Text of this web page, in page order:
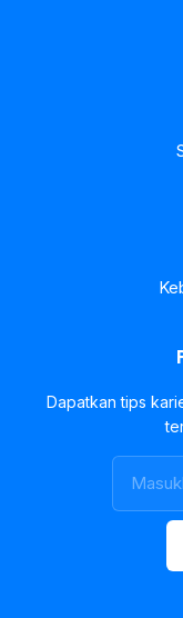
Dapatkan tips